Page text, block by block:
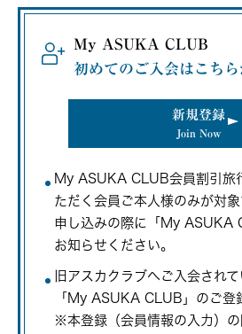
My ASUKA CLUB
初めてのご入会はこちら
新規登録
Join Now
My ASUKA CLUB会員割引旅
ただく会員ご本人様のみが対
申し込みの際に「My ASUKA
お知らせください。
旧アスカクラブへご入会されて
「My ASUKA CLUB」のご登
※本登録（会員情報の入力）